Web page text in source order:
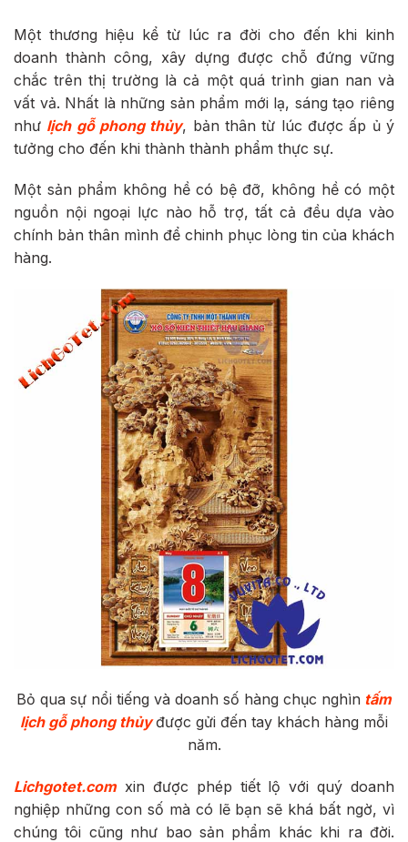
Một thương hiệu kể từ lúc ra đời cho đến khi kinh
doanh thành công, xây dựng được chỗ đứng vững
chắc trên thị trường là cả một quá trình gian nan và
vất vả. Nhất là những sản phẩm mới lạ, sáng tạo riêng
như lịch gỗ phong thủy, bản thân từ lúc được ấp ủ ý
tưởng cho đến khi thành thành phẩm thực sự.
Một sản phẩm không hề có bệ đỡ, không hề có một
nguồn nội ngoại lực nào hỗ trợ, tất cả đều dựa vào
chính bản thân mình để chinh phục lòng tin của khách
hàng.
Bỏ qua sự nổi tiếng và doanh số hàng chục nghìn tấm
lịch gỗ phong thủyđược gửi đến tay khách hàng mỗi
năm.
Lichgotet.comxin được phép tiết lộ với quý doanh
nghiệp những con số mà có lẽ bạn sẽ khá bất ngờ, vì
chúng tôi cũng như bao sản phẩm khác khi ra đời.